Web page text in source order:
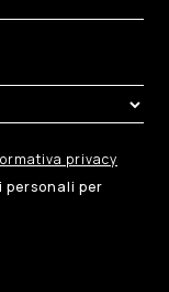
privacy
per